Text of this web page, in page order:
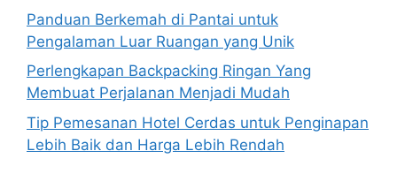
Panduan Berkemah di Pantai untuk
Pengalaman Luar Ruangan yang Unik
Perlengkapan Backpacking Ringan Yang
Membuat Perjalanan Menjadi Mudah
Tip Pemesanan Hotel Cerdas untuk Penginapan
Lebih Baik dan Harga Lebih Rendah